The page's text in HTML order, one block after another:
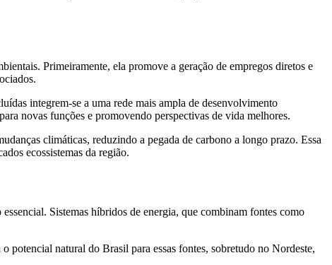
Primeiramente, ela promove a geração de empregos diretos e
integrem-se a uma rede mais ampla de desenvolvimento
novas funções e promovendo perspectivas de vida melhores.
climáticas, reduzindo a pegada de carbono a longo prazo. Essa
ecossistemas da região.
Sistemas híbridos de energia, que combinam fontes como
potencial natural do Brasil para essas fontes, sobretudo no Nordeste,